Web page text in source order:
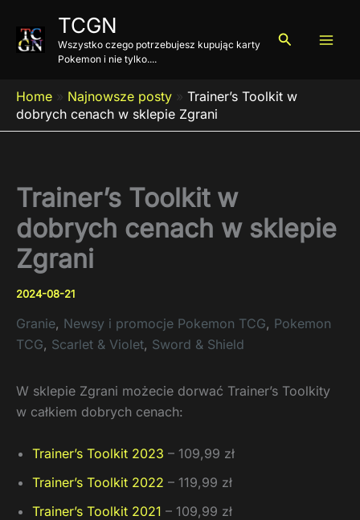
treści
TCGN
Wszystko czego potrzebujesz kupując karty
Pokemon i nie tylko....
Szukaj
Home » Najnowsze posty » Trainer’s Toolkit w
dobrych cenach w sklepie Zgrani
Trainer’s Toolkit w
dobrych cenach w sklepie
Zgrani
2024-08-21
Granie, Newsy i promocje Pokemon TCG, Pokemon
TCG, Scarlet & Violet, Sword & Shield
W sklepie Zgrani możecie dorwać Trainer’s Toolkity
w całkiem dobrych cenach:
Trainer’s Toolkit 2023 – 109,99 zł
Trainer’s Toolkit 2022 – 119,99 zł
Trainer’s Toolkit 2021 – 109,99 zł